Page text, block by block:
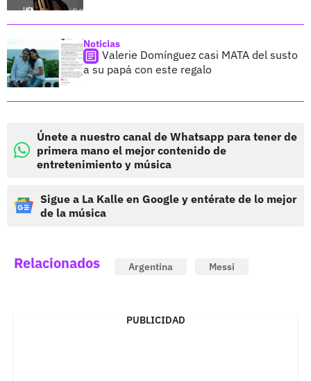
Noticias
Valerie Domínguez casi MATA del susto
a su papá con este regalo
Únete a nuestro canal de Whatsapp para tener de
primera mano el mejor contenido de
entretenimiento y música
Sigue a La Kalle en Google y entérate de lo mejor
de la música
Relacionados Argentina Messi
PUBLICIDAD